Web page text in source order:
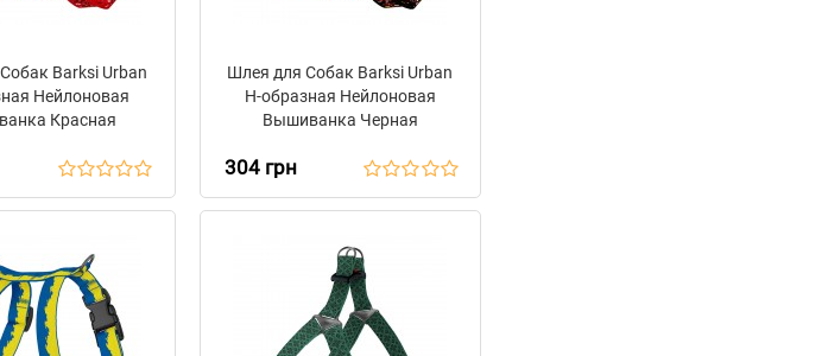
Barksi Urban
Нейлоновая
Красная
Шлея для Собак Barksi Urban
Н-образная Нейлоновая
Вышиванка Черная
304 грн